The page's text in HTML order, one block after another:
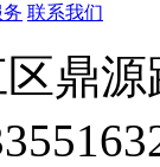
联系我们
鼎